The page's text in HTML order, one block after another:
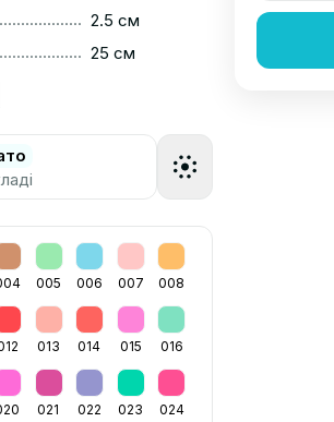
2.5 см
25 см
005 006 007 008
013 014 015 016
021 022 023 024